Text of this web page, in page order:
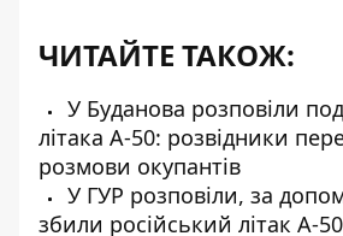
ЧИТАЙТЕ ТАКОЖ:
У Буданова розповіли
літака А-50: розвідники
розмови окупантів
У ГУР розповіли, за
збили російський літак А-